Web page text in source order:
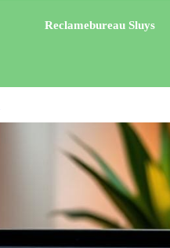
Reclamebureau Sluys